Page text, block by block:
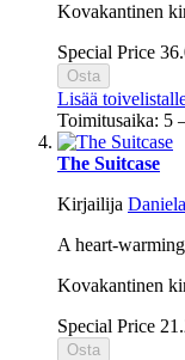
Kovakantinen
Special Price
Osta
Lisää
Toimitusaika: 5
The Suitcase
Kirjailija
A heart-
Kovakantinen
Special Price
Osta